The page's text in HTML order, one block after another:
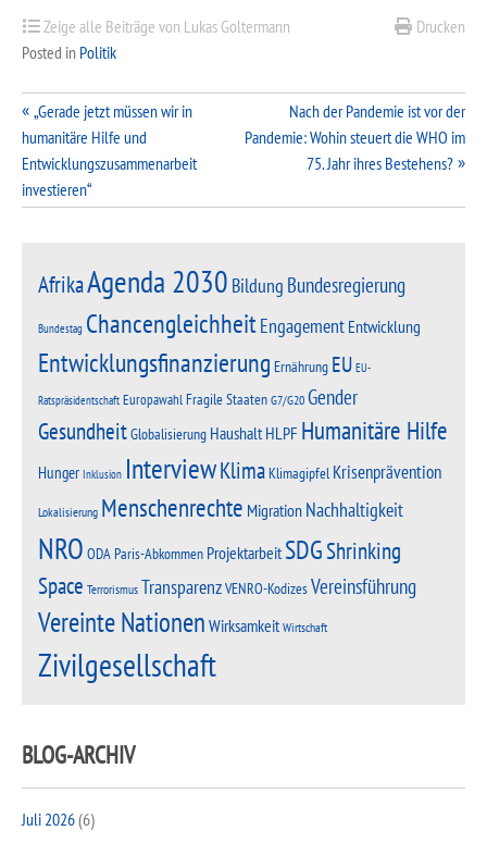
Drucken
Zeige alle Beiträge von Lukas Goltermann
Posted in Politik
Beitragsnavigation
„Gerade jetzt müssen wir in
humanitäre Hilfe und
Entwicklungszusammenarbeit
investieren“
Nach der Pandemie ist vor der
Pandemie: Wohin steuert die WHO im
75. Jahr ihres Bestehens?
AfrikaAgenda 2030 Bildung Bundesregierung
Bundestag ChancengleichheitEngagement Entwicklung
Entwicklungsfinanzierung Ernährung EU EU-
Ratspräsidentschaft EuropawahlFragile StaatenG7/G20Gender
GesundheitGlobalisierung HaushaltHLPF Humanitäre Hilfe
Hunger Inklusion InterviewKlimaKlimagipfel Krisenprävention
Lokalisierung Menschenrechte Migration Nachhaltigkeit
NRO ODAParis-Abkommen ProjektarbeitSDGShrinking
Space TerrorismusTransparenzVENRO-KodizesVereinsführung
Vereinte Nationen Wirksamkeit Wirtschaft
Zivilgesellschaft
BLOG-ARCHIV
Juli 2026(6)